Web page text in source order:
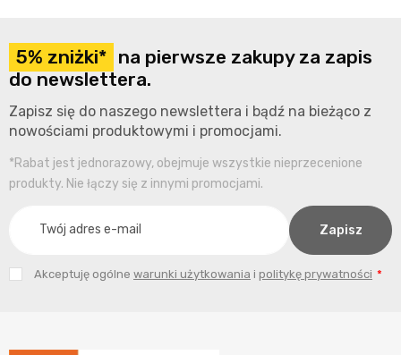
5% zniżki* na pierwsze zakupy za zapis
do newslettera.
Zapisz się do naszego newslettera i bądź na bieżąco z
nowościami produktowymi i promocjami.
*Rabat jest jednorazowy, obejmuje wszystkie nieprzecenione
produkty. Nie łączy się z innymi promocjami.
Akceptuję ogólne warunki użytkowania i politykę prywatności